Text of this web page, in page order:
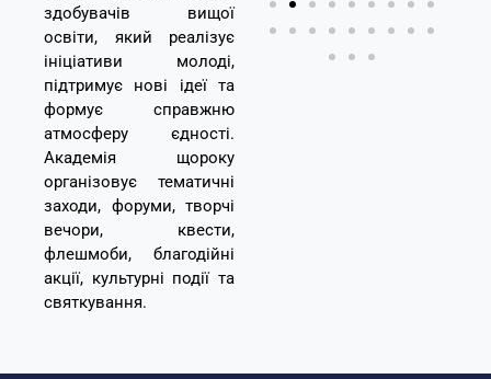
здобувачів вищої
освіти, який реалізує
ініціативи молоді,
підтримує нові ідеї та
формує справжню
атмосферу єдності.
Академія щороку
організовує тематичні
заходи, форуми, творчі
вечори, квести,
флешмоби, благодійні
акції, культурні події та
святкування.